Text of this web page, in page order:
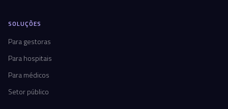
SOLUÇÕES
Para gestoras
Para hospitais
Para médicos
Setor público